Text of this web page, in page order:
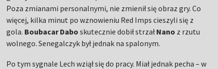
Poza zmianami personalnymi, nie zmienił się obraz gry. Co
więcej, kilka minut po wznowieniu Red Imps cieszyli się z
gola. Boubacar Daboskutecznie dobił strzałNano z rzutu
wolnego. Senegalczyk był jednak na spalonym.
Po tym sygnale Lech wziął się do pracy. Miał jednak pecha – w